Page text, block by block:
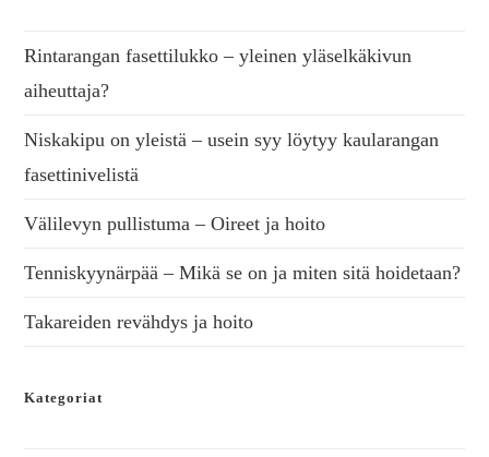
Rintarangan fasettilukko – yleinen yläselkäkivun
aiheuttaja?
Niskakipu on yleistä – usein syy löytyy kaularangan
fasettinivelistä
Välilevyn pullistuma – Oireet ja hoito
Tenniskyynärpää – Mikä se on ja miten sitä hoidetaan?
Takareiden revähdys ja hoito
Kategoriat